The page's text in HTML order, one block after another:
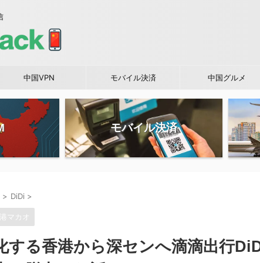
中国VPN モバイル決済 中国グルメ
モバイル決済
> DiDi >
マカオ
する香港から深センへ滴滴出行